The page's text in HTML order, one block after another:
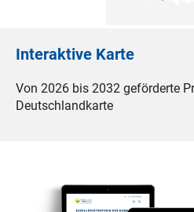
Interaktive Karte
Von 2026 bis 2032 geförderte
Deutschlandkarte